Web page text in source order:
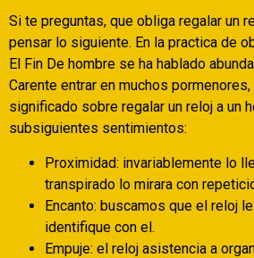
Si te preguntas, que obliga regalar un
pensar lo siguiente. En la practica de
El Fin De hombre se ha hablado
Carente entrar en muchos
significado sobre regalar un reloj a un
subsiguientes sentimientos:
Proximidad: invariablemente lo
transpirado lo mirara con
Encanto: buscamos que el reloj
identifique con el.
Empuje: el reloj asistencia a